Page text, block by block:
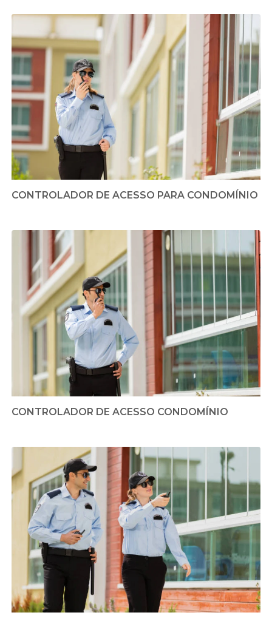
CONTROLADOR DE ACESSO PARA CONDOMÍNIO
CONTROLADOR DE ACESSO CONDOMÍNIO